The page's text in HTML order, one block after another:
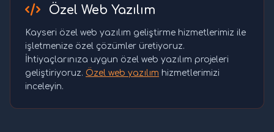
Özel Web Yazılım
Kayseri özel web yazılım geliştirme hizmetlerimiz ile
işletmenize özel çözümler üretiyoruz.
İhtiyaçlarınıza uygun özel web yazılım projeleri
geliştiriyoruz. Özel web yazılım hizmetlerimizi
inceleyin.